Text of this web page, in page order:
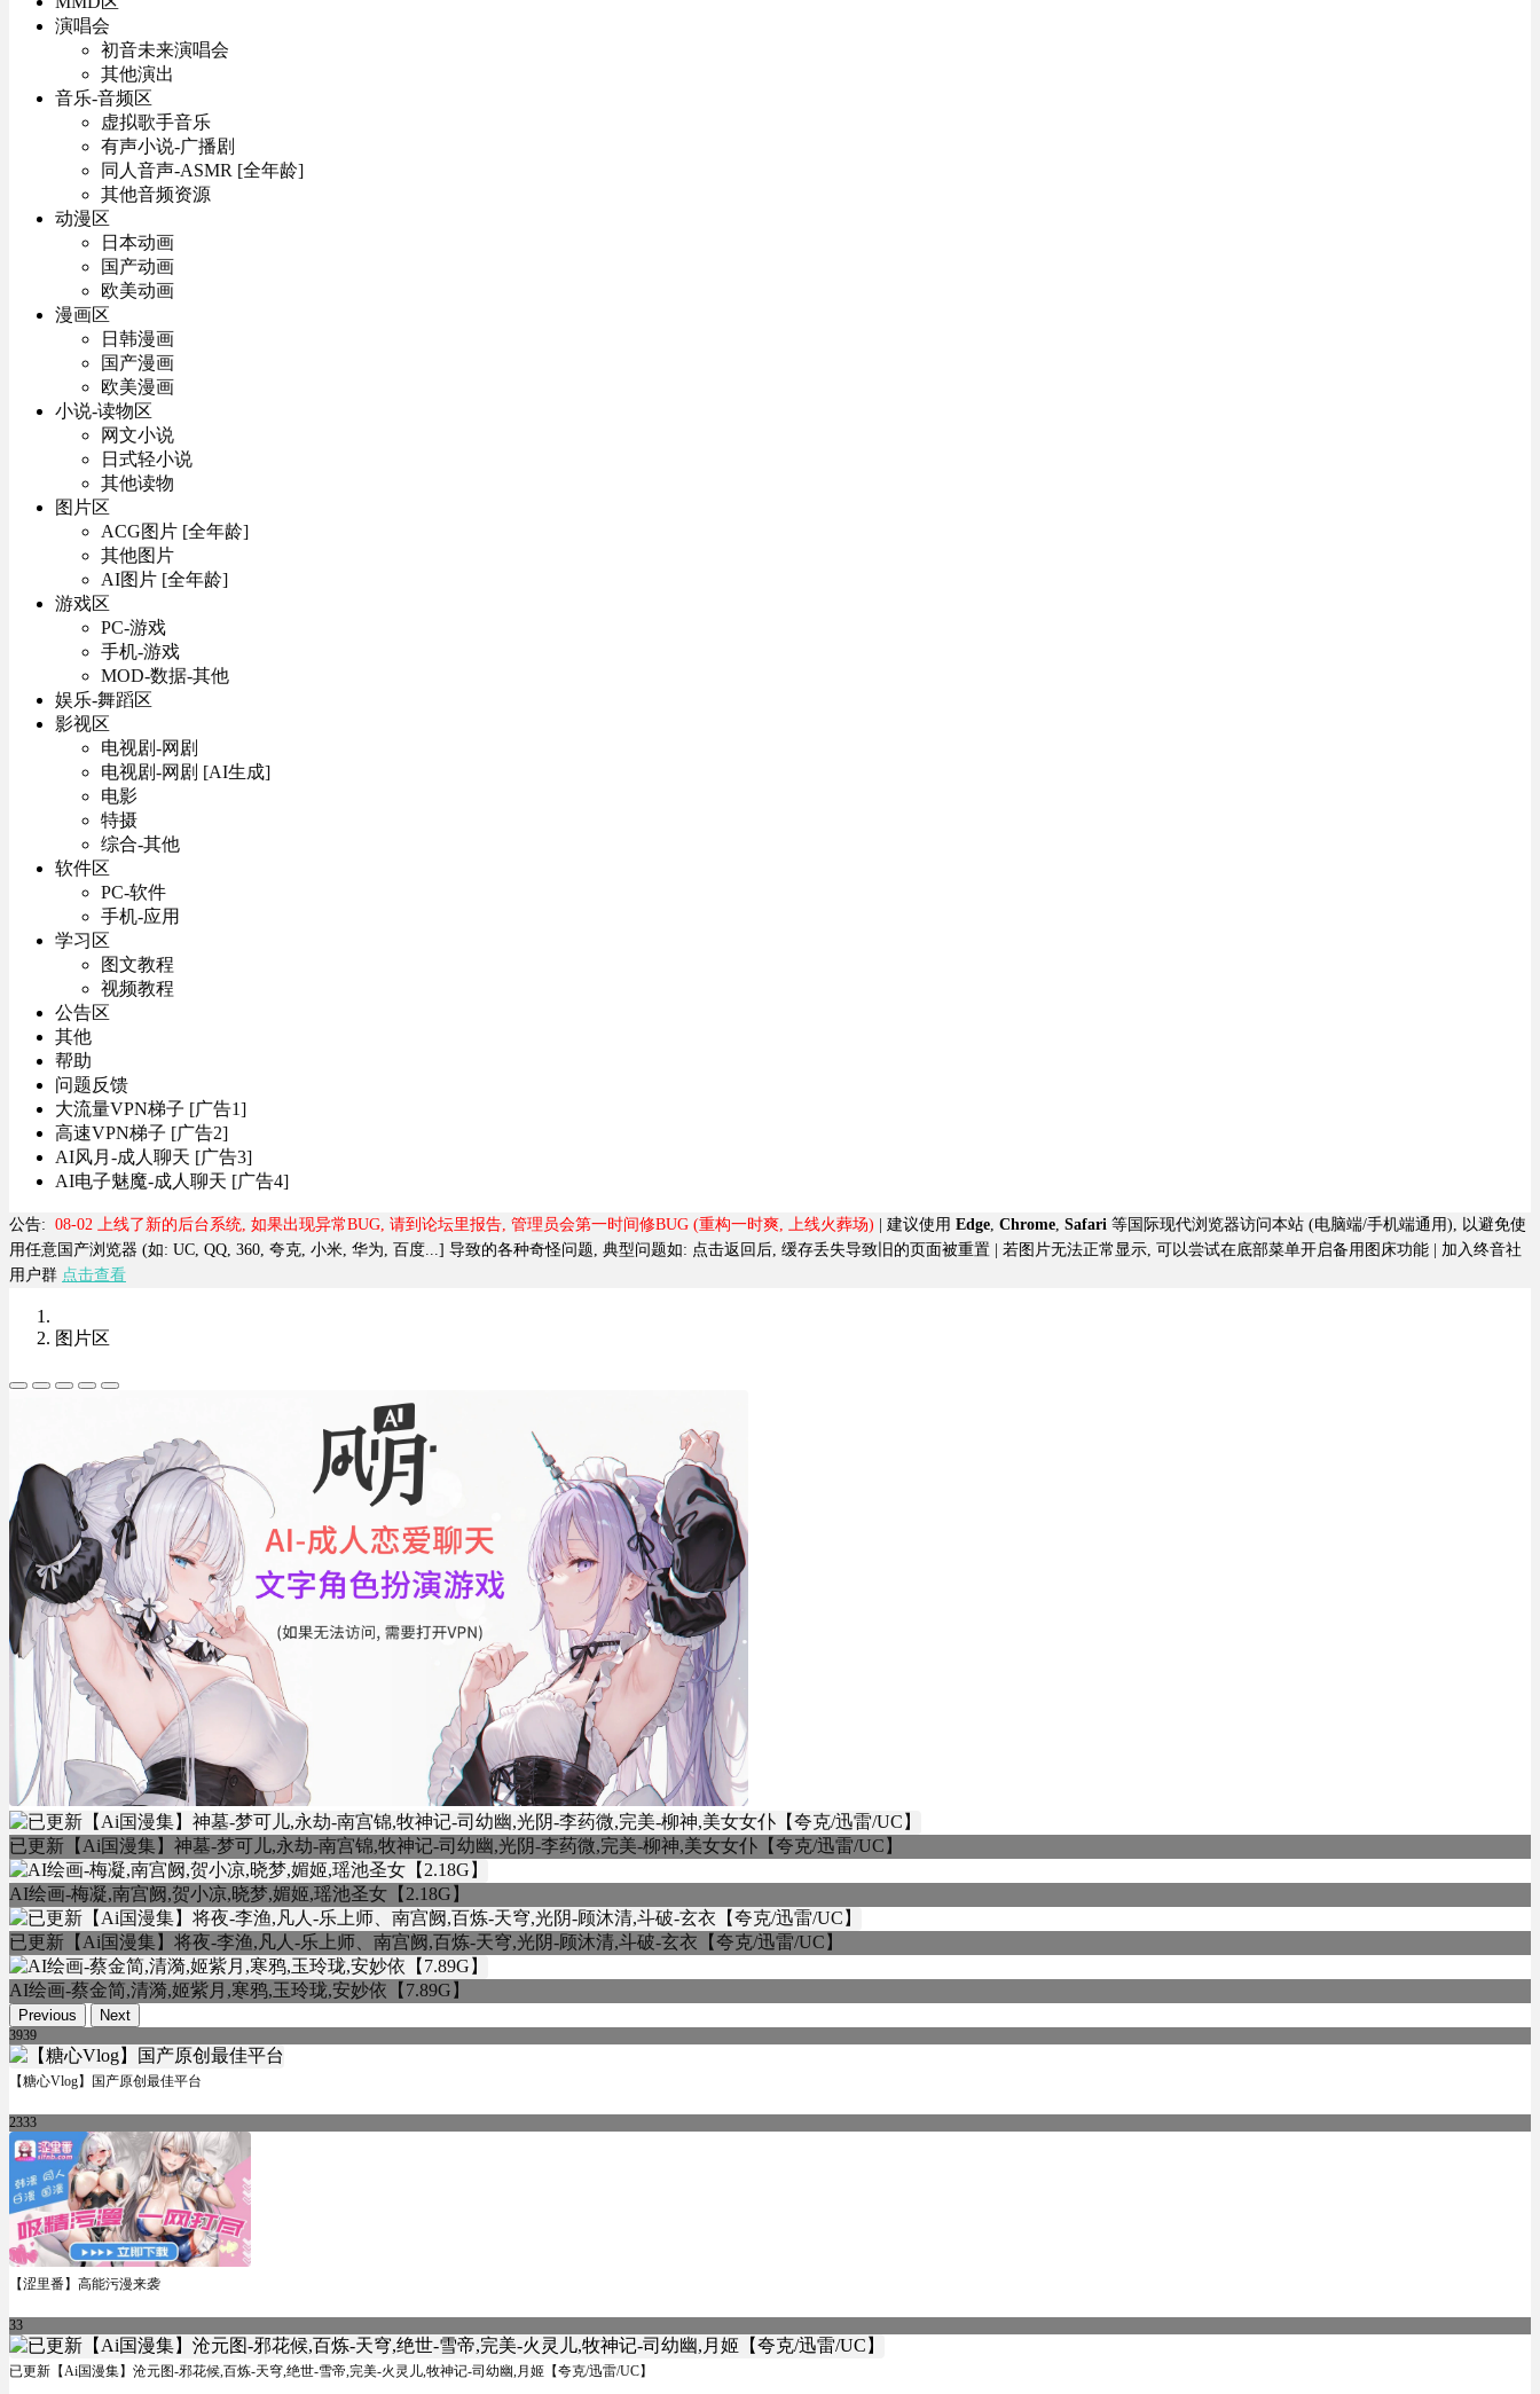
演唱会
初音未来演唱会
其他演出
音乐-音频区
虚拟歌手音乐
有声小说-广播剧
同人音声-ASMR [全年龄]
其他音频资源
动漫区
日本动画
国产动画
欧美动画
漫画区
日韩漫画
国产漫画
欧美漫画
小说-读物区
网文小说
日式轻小说
其他读物
图片区
ACG图片 [全年龄]
其他图片
AI图片 [全年龄]
游戏区
PC-游戏
手机-游戏
MOD-数据-其他
娱乐-舞蹈区
影视区
电视剧-网剧
电视剧-网剧 [AI生成]
电影
特摄
综合-其他
软件区
PC-软件
手机-应用
学习区
图文教程
视频教程
公告区
其他
帮助
问题反馈
大流量VPN梯子 [广告1]
高速VPN梯子 [广告2]
AI风月-成人聊天 [广告3]
AI电子魅魔-成人聊天 [广告4]
公告: 08-02 上线了新的后台系统, 如果出现异常BUG, 请到论坛里报告, 管理员会第一时间修BUG (重构一时爽, 上线火葬场) | 建议使用 Edge, Chrome, Safari 等国际现代浏览器访问本站 (电脑端/手机端通用), 以避免使
用任意国产浏览器 (如: UC, QQ, 360, 夸克, 小米, 华为, 百度...] 导致的各种奇怪问题, 典型问题如: 点击返回后, 缓存丢失导致旧的页面被重置 | 若图片无法正常显示, 可以尝试在底部菜单开启备用图床功能 | 加入终音社
用户群 点击查看
图片区
已更新【Ai国漫集】神墓-梦可儿,永劫-南宫锦,牧神记-司幼幽,光阴-李药微,完美-柳神,美女女仆【夸克/迅雷/UC】
AI绘画-梅凝,南宫阙,贺小凉,晓梦,媚姬,瑶池圣女【2.18G】
已更新【Ai国漫集】将夜-李渔,凡人-乐上师、南宫阙,百炼-天穹,光阴-顾沐清,斗破-玄衣【夸克/迅雷/UC】
AI绘画-蔡金简,清漪,姬紫月,寒鸦,玉玲珑,安妙依【7.89G】
Previous Next
3939
【糖心Vlog】国产原创最佳平台
2333
【涩里番】高能污漫来袭
33
已更新【Ai国漫集】沧元图-邪花候,百炼-天穹,绝世-雪帝,完美-火灵儿,牧神记-司幼幽,月姬【夸克/迅雷/UC】